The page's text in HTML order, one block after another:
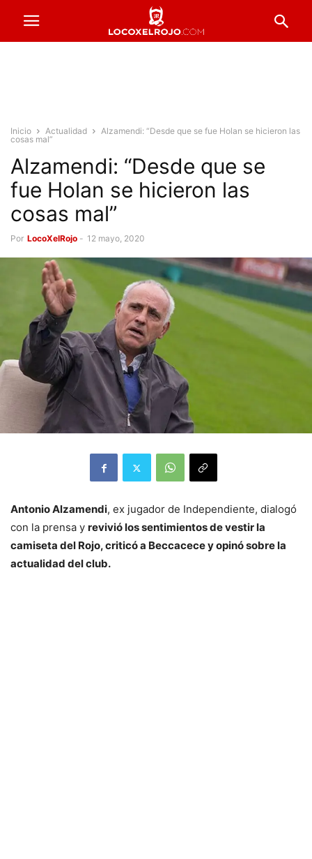
Inicio Actualidad
Alzamendi: “Desde que se fue Holan se hicieron las
cosas mal”
Alzamendi: “Desde que se
fue Holan se hicieron las
cosas mal”
Por LocoXelRojo - 12 mayo, 2020
Antonio Alzamendi, ex jugador de Independiente, dialogó
con la prensa y revivió los sentimientos de vestir la
camiseta del Rojo, criticó a Beccacece y opinó sobre la
actualidad del club.